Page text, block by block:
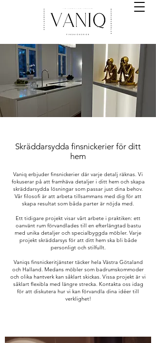
Skräddarsydda finsnickerier för ditt
hem
Vaniq erbjuder finsnickerier där varje detalj räknas. Vi
fokuserar på att framhäva detaljer i ditt hem och skapa
skräddarsydda lösningar som passar just dina behov.
Vår filosofi är att arbeta tillsammans med dig för att
skapa resultat som båda parter är nöjda med.
Ett tidigare projekt visar vårt arbete i praktiken: ett
oanvänt rum förvandlades till en efterlängtad bastu
med unika detaljer och specialbyggda möbler. Varje
projekt skräddarsys för att ditt hem ska bli både
personligt och stilfullt.
Vaniqs finsnickeritjänster täcker hela Västra Götaland
och Halland. Medans möbler som badrumskommoder
och olika hantverk kan såklart skickas. Vissa projekt är vi
såklart flexibla med längre strecka. Kontakta oss idag
för att diskutera hur vi kan förvandla dina idéer till
verklighet!